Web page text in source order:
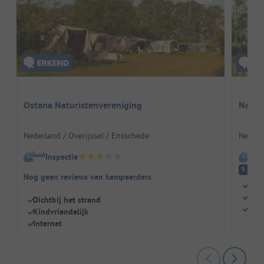
Ostana Naturistenvereniging
Nederland / Overijssel / Ensschede
Inspectie
Nog geen reviews van kampeerders
Dichtbij het strand
Kindvriendelijk
Internet
9.2